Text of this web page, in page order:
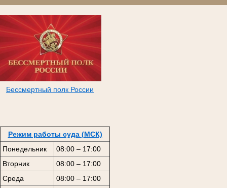
Бессмертный полк России
Режим работы суда (МСК)
Понедельник
08:00 – 17:00
Вторник
08:00 – 17:00
Среда
08:00 – 17:00